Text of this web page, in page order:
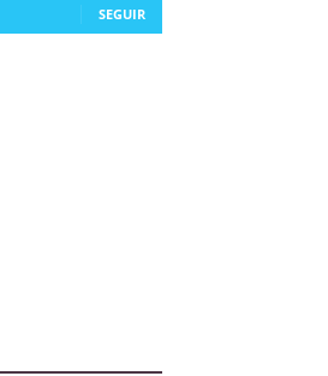
SEGUIR